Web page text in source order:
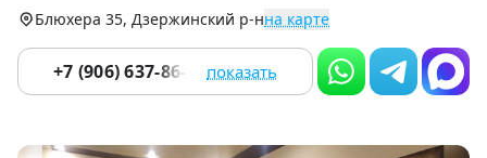
Блюхера 35, Дзержинский р-нна карте
+7 (906) 637-86-67 показать